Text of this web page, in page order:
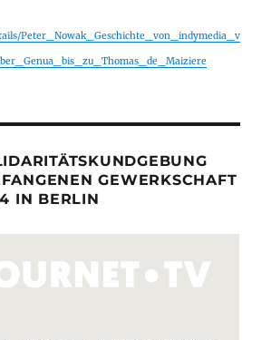
Peter_Nowak_Geschichte_von_indymedia_v
GEWERKSCHAFT
IN BERLIN